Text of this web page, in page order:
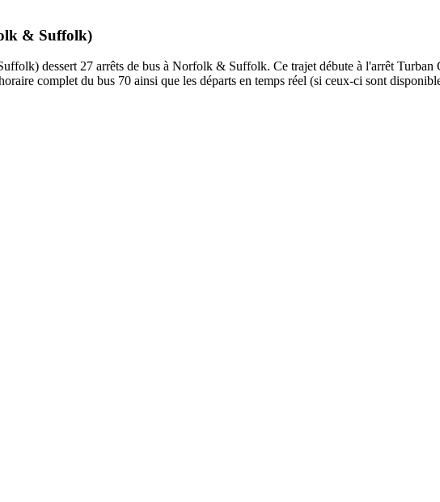
& Suffolk)
dessert 27 arrêts de bus à Norfolk & Suffolk. Ce trajet débute à l'arrêt Turban
complet du bus 70 ainsi que les départs en temps réel (si ceux-ci sont